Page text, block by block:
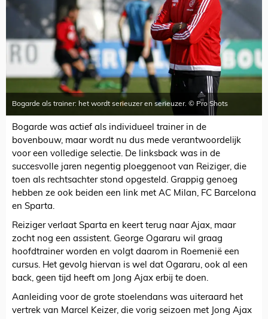
Bogarde als trainer: het wordt serieuzer en serieuzer. © Pro Shots
Bogarde was actief als individueel trainer in de
bovenbouw, maar wordt nu dus mede verantwoordelijk
voor een volledige selectie. De linksback was in de
succesvolle jaren negentig ploeggenoot van Reiziger, die
toen als rechtsachter stond opgesteld. Grappig genoeg
hebben ze ook beiden een link met AC Milan, FC Barcelona
en Sparta.
Reiziger verlaat Sparta en keert terug naar Ajax, maar
zocht nog een assistent. George Ogararu wil graag
hoofdtrainer worden en volgt daarom in Roemenië een
cursus. Het gevolg hiervan is wel dat Ogararu, ook al een
back, geen tijd heeft om Jong Ajax erbij te doen.
Aanleiding voor de grote stoelendans was uiteraard het
vertrek van Marcel Keizer, die vorig seizoen met Jong Ajax